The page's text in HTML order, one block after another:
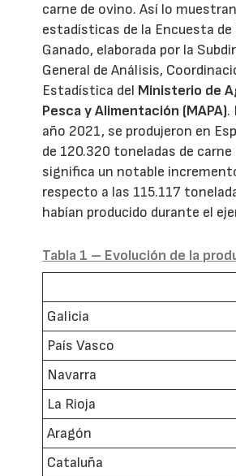
carne de ovino. Así lo
estadísticas de la Encuesta de
Ganado, elaborada por la
General de Análisis,
Estadística del Ministerio de
Pesca y Alimentación (MAPA).
año 2021, se produjeron en
de 120.320 toneladas de carne
significa un notable
respecto a las 115.117
habían producido durante el
Tabla 1 – Evolución de la
Galicia
País Vasco
Navarra
La Rioja
Aragón
Cataluña